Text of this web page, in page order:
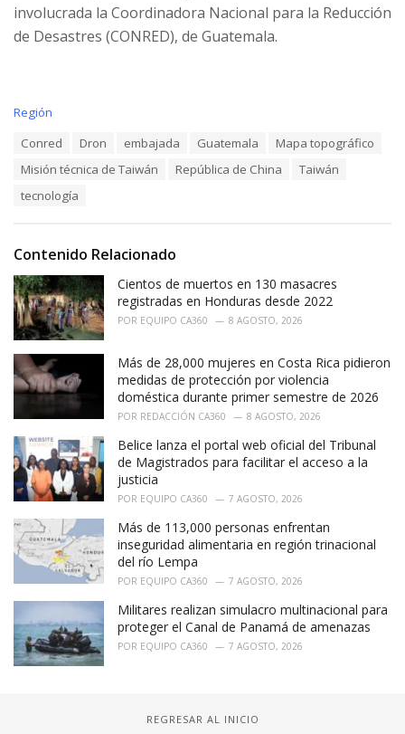
involucrada la Coordinadora Nacional para la Reducción
de Desastres (CONRED), de Guatemala.
C
s
:
Región
Conred Dron embajada Guatemala
Mapa topográfico
Misión técnica de Taiwán
República de China
Taiwán
tecnología
Contenido Relacionado
Cientos de muertos en 130 masacres
registradas en Honduras desde 2022
POR EQUIPO CA360 8 AGOSTO, 2026
Más de 28,000 mujeres en Costa Rica pidieron
medidas de protección por violencia
doméstica durante primer semestre de 2026
POR REDACCIÓN CA360 8 AGOSTO, 2026
Belice lanza el portal web oficial del Tribunal
de Magistrados para facilitar el acceso a la
justicia
POR EQUIPO CA360 7 AGOSTO, 2026
Más de 113,000 personas enfrentan
inseguridad alimentaria en región trinacional
del río Lempa
POR EQUIPO CA360 7 AGOSTO, 2026
Militares realizan simulacro multinacional para
proteger el Canal de Panamá de amenazas
POR EQUIPO CA360 7 AGOSTO, 2026
REGRESAR AL INICIO